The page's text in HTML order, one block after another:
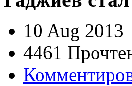
10 Aug 2013
4461